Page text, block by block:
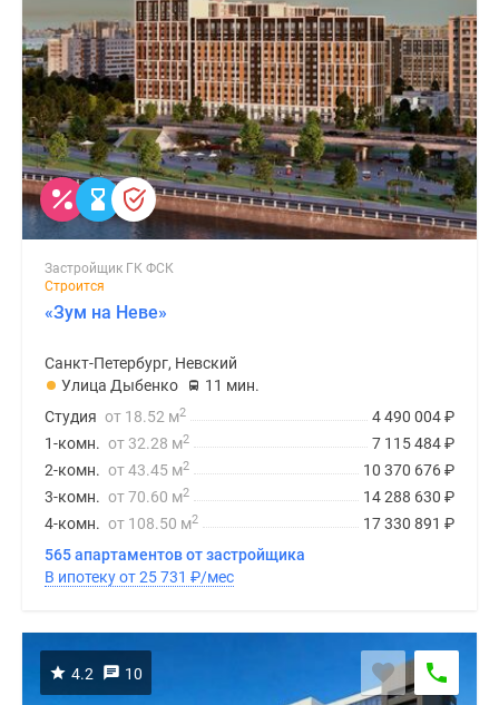
Застройщик ГК ФСК
Строится
«Зум на Неве»
Санкт-Петербург, Невский
Улица Дыбенко
11 мин.
4 490 004₽
Студия от 18.52 м2
7 115 484₽
1-комн. от 32.28 м2
10 370 676₽
2-комн. от 43.45 м2
14 288 630 ₽
3-комн. от 70.60 м2
17 330 891 ₽
4-комн. от 108.50 м2
565 апартаментов от застройщика
В ипотеку от 25 731 ₽/мес
4.2 10